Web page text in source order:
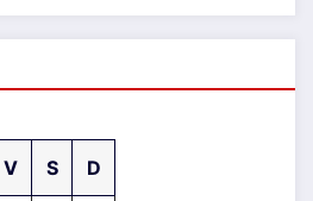
V S D